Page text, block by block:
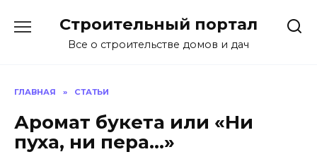
содержанию
Строительный портал
Все о строительстве домов и дач
ГЛАВНАЯ » СТАТЬИ
Аромат букета или «Ни
пуха, ни пера…»